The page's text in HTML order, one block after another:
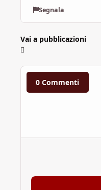
Segnala
Vai a pubblicazioni
0 Commenti